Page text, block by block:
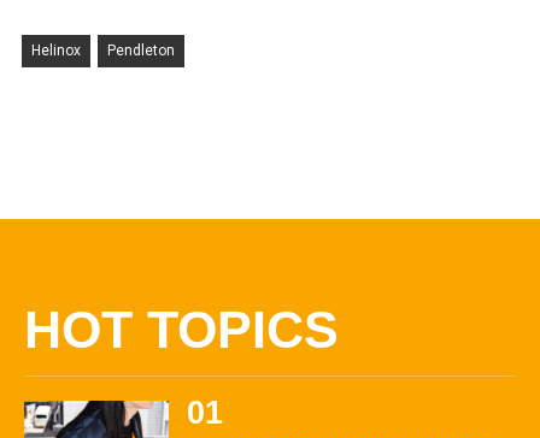
Helinox Pendleton
HOT TOPICS